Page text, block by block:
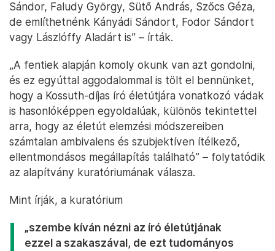
Sándor, Faludy György, Sütő András, Szőcs Géza,
de említhetnénk Kányádi Sándort, Fodor Sándort
vagy Lászlóffy Aladárt is” – írták.
„A fentiek alapján komoly okunk van azt gondolni,
és ez egyúttal aggodalommal is tölt el bennünket,
hogy a Kossuth-díjas író életútjára vonatkozó vádak
is hasonlóképpen egyoldalúak, különös tekintettel
arra, hogy az életút elemzési módszereiben
számtalan ambivalens és szubjektíven ítélkező,
ellentmondásos megállapítás található” – folytatódik
az alapítvány kuratóriumának válasza.
Mint írják, a kuratórium
„szembe kíván nézni az író életútjának
ezzel a szakaszával, de ezt tudományos